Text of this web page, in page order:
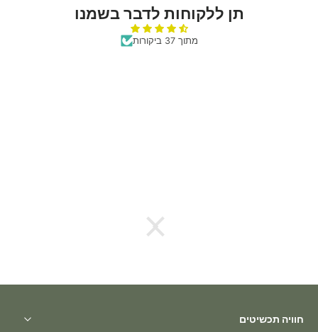
תן ללקוחות לדבר בשמנו
מתוך 37 ביקורות
חוויה תכשיטים